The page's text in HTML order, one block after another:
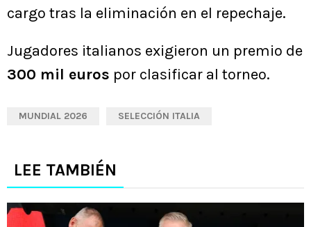
cargo tras la eliminación en el repechaje.
Jugadores italianos exigieron un premio de
300 mil euros por clasificar al torneo.
MUNDIAL 2026 SELECCIÓN ITALIA
LEE TAMBIÉN